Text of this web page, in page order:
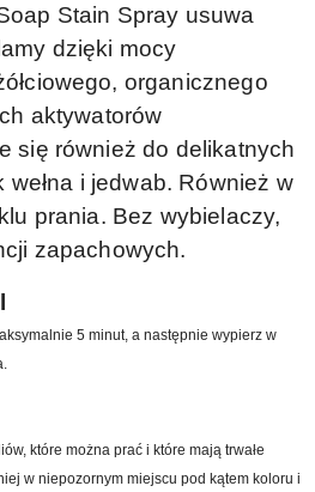
Stain Spray usuwa
dzięki mocy
organicznego
aktywatorów
się również do delikatnych
i jedwab. Również w
prania. Bez wybielaczy,
zapachowych.
5 minut, a następnie wypierz w
które można prać i które mają trwałe
w niepozornym miejscu pod kątem koloru i